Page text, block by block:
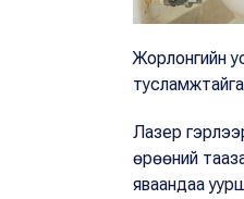
Жорлонгийн
Лазер
өрөөний
яваандаа